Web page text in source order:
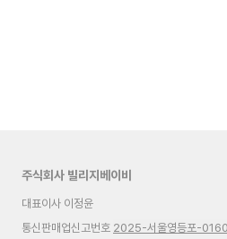
주식회사 빌리지베이비
대표이사 이정윤
통신판매업신고번호 2025-서울영등포-0160